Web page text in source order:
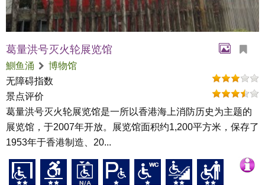
葛量洪号灭火轮展览馆
鰂鱼涌
博物馆
无障碍指数
景点评价
葛量洪号灭火轮展览馆是一所以香港海上消防历史为主题的
展览馆，于2007年开放。展览馆面积约1,200平方米，保存了
1953年于香港制造、20...